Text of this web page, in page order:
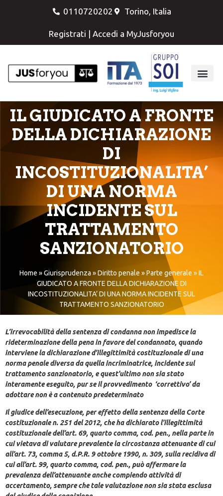
0110720202 Torino, Italia
Registrati | Accedi a MyJusforyou
IL GIUDICATO A FRONTE
DELLA DICHIARAZIONE
DI
INCOSTITUZIONALITA’
DI UNA NORMA
INCIDENTE SUL
TRATTAMENTO
SANZIONATORIO
Home »Giurisprudenza »Diritto penale »Parte generale »IL
GIUDICATO A FRONTE DELLA DICHIARAZIONE DI
INCOSTITUZIONALITA’ DI UNA NORMA INCIDENTE SUL
TRATTAMENTO SANZIONATORIO
L’irrevocabilità della sentenza di condanna non impedisce la
rideterminazione della pena in favore del condannato, quando
interviene la dichiarazione d’illegittimità costituzionale di una
norma penale diversa da quella incriminatrice, incidente sul
trattamento sanzionatorio, e quest’ultimo non sia stato
interamente eseguito, pur se il provvedimento ‘correttivo’ da
adottare non è a contenuto predeterminato
Il giudice dell’esecuzione, per effetto della sentenza della Corte
costituzionale n. 251 del 2012, che ha dichiarato l’illegittimità
costituzionale dell’art. 69, quarto comma, cod. pen., nella parte in
cui vietava di valutare prevalente la circostanza attenuante di cui
all’art. 73, comma 5, d.P.R. 9 ottobre 1990, n. 309, sulla recidiva di
cui all’art. 99, quarto comma, cod. pen., può affermare la
prevalenza dell’attenuante anche compiendo attività di
accertamento, sempre che tale valutazione non sia stata esclusa